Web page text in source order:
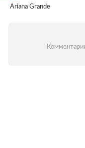
Ariana Grande